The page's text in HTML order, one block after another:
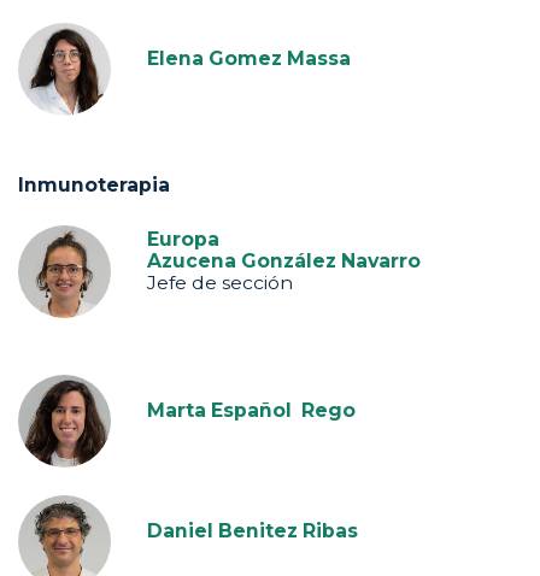
Elena Gomez Massa
Inmunoterapia
Europa
Azucena González Navarro
Jefe de sección
Marta Español Rego
Daniel Benitez Ribas